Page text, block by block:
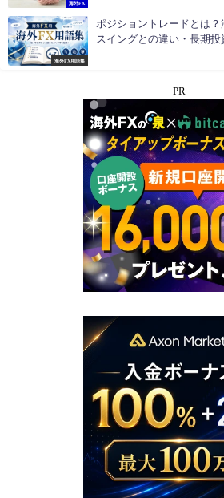
海外FX
海外FX用語集
ポジショントレードとは？
スイングとの違い・長期
PR